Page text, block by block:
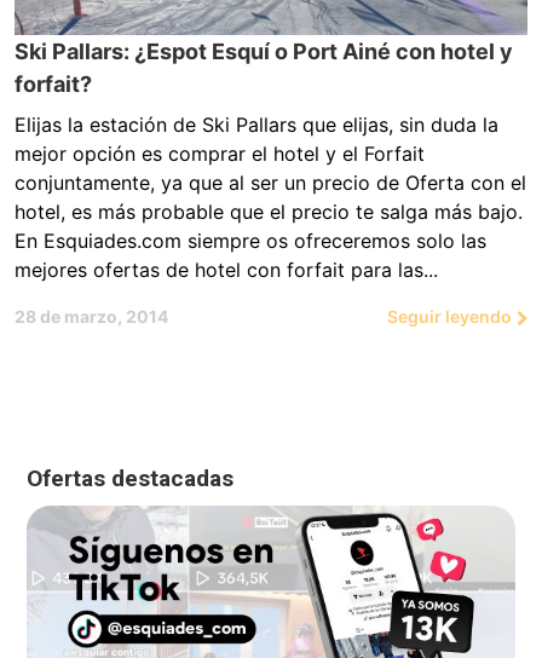
Ski Pallars: ¿Espot Esquí o Port Ainé con hotel y
forfait?
Elijas la estación de Ski Pallars que elijas, sin duda la
mejor opción es comprar el hotel y el Forfait
conjuntamente, ya que al ser un precio de Oferta con el
hotel, es más probable que el precio te salga más bajo.
En Esquiades.com siempre os ofreceremos solo las
mejores ofertas de hotel con forfait para las...
28 de marzo, 2014 Seguir leyendo
Ofertas destacadas